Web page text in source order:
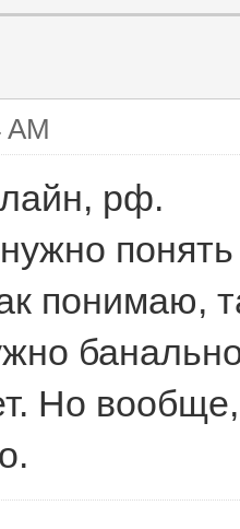
AM
рф.
понимаю,
Но